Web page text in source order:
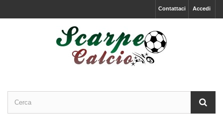
Accedi
Contattaci